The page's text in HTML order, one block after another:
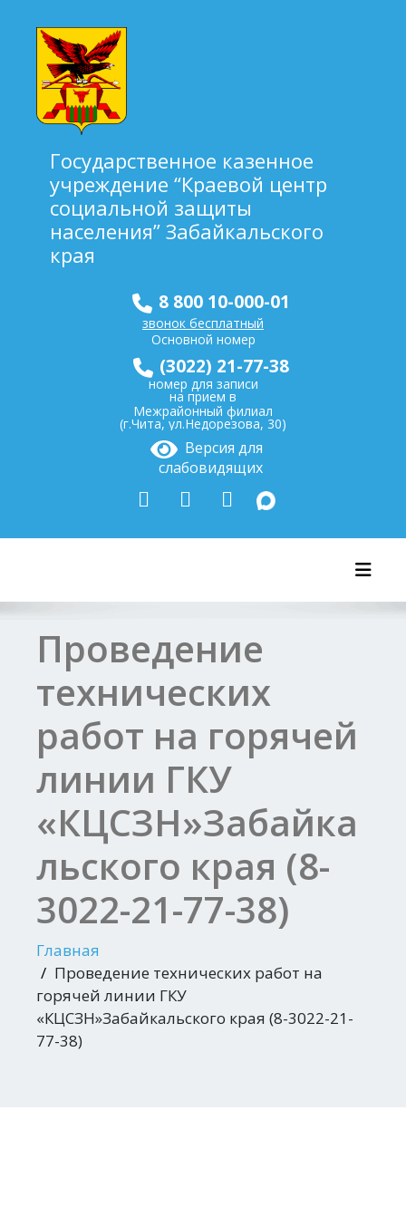
Государственное казенное
учреждение “Краевой центр
социальной защиты
населения” Забайкальского
края
8 800 10-000-01
звонок бесплатный
Основной номер
(3022) 21-77-38
номер для записи
на прием в
Межрайонный филиал
(г.Чита, ул.Недорезова, 30)
Версия для
слабовидящих
Проведение
технических
работ на горячей
линии ГКУ
«КЦСЗН»Забайка
льского края (8-
3022-21-77-38)
Главная
Проведение технических работ на
горячей линии ГКУ
«КЦСЗН»Забайкальского края (8-3022-21-
77-38)